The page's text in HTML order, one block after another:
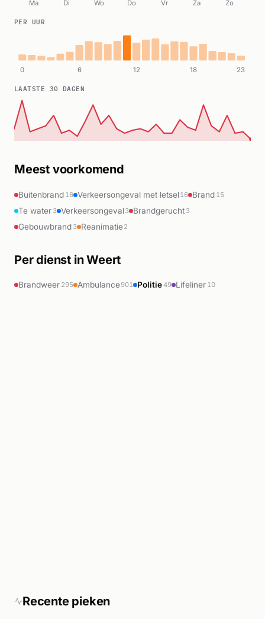
Ma Di Wo Do Vr Za Zo
PER UUR
0 6 12 18 23
LAATSTE 30 DAGEN
Meest voorkomend
Buitenbrand 16 Verkeersongeval met letsel16 Brand 15
Te water 3 Verkeersongeval3 Brandgerucht 3
Gebouwbrand 3 Reanimatie2
Per dienst in Weert
Brandweer 295 Ambulance901 Politie49 Lifeliner 10
Recente pieken